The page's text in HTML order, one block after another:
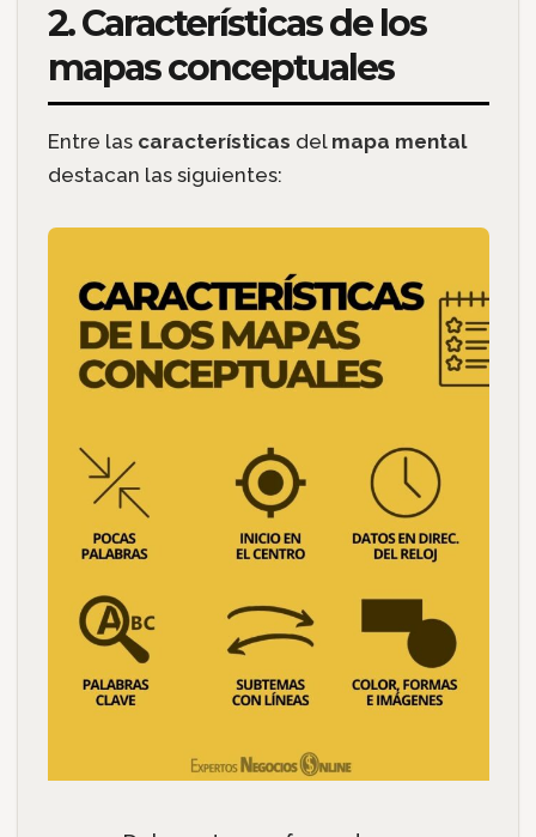
2. Características de los
mapas conceptuales
Entre las características del mapa mental
destacan las siguientes: